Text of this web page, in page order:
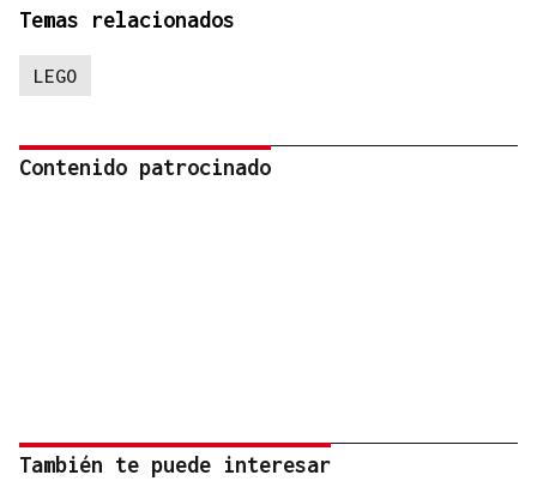
Temas relacionados
LEGO
Contenido patrocinado
También te puede interesar